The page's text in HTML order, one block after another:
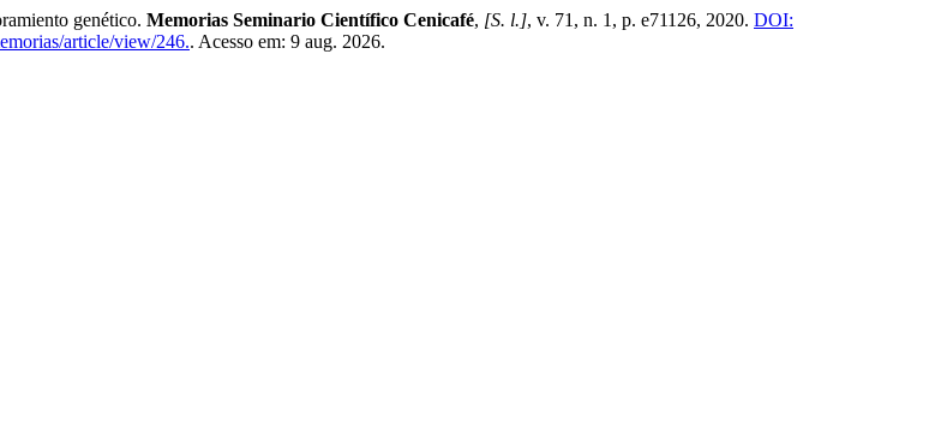
genético. Memorias Seminario Científico Cenicafé, [S. l.], v. 71, n. 1, p. e71126, 2020. DOI:
article/view/246.. Acesso em: 9 aug. 2026.